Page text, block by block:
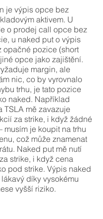
je výpis opce bez
aktivem. U
o prodej call opce bez
u naked put o výpis
opačné pozice (short
opce jako zajištění.
margin, ale
nic, co by vyrovnalo
trhu, je tato pozice
naked. Například
TSLA mě zavazuje
za strike, i když žádné
je koupit na trhu
což může znamenat
Naked put mě nutí
strike, i když cena
pod strike. Výpis naked
díky vysokému
vyšší riziko.